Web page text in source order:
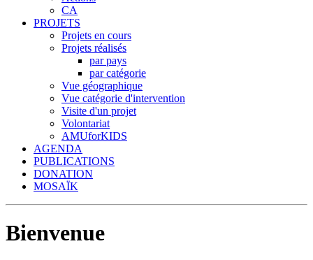
CA
PROJETS
Projets en cours
Projets réalisés
par pays
par catégorie
Vue géographique
Vue catégorie d'intervention
Visite d'un projet
Volontariat
AMUforKIDS
AGENDA
PUBLICATIONS
DONATION
MOSAÏK
Bienvenue